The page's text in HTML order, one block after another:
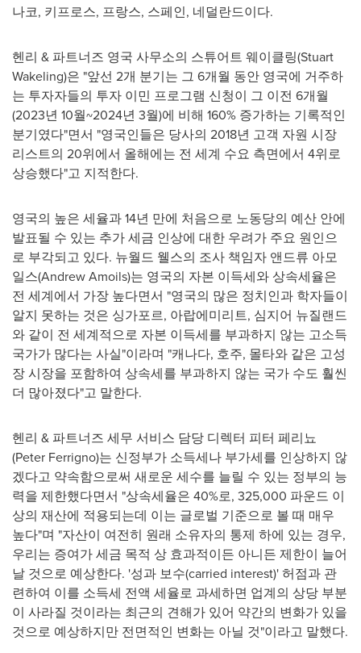
나코, 키프로스, 프랑스, 스페인, 네덜란드이다.
헨리 & 파트너즈 영국 사무소의 스튜어트 웨이클링(Stuart
Wakeling)은 "앞선 2개 분기는 그 6개월 동안 영국에 거주하
는 투자자들의 투자 이민 프로그램 신청이 그 이전 6개월
(2023년 10월~2024년 3월)에 비해 160% 증가하는 기록적인
분기였다"면서 "영국인들은 당사의 2018년 고객 자원 시장
리스트의 20위에서 올해에는 전 세계 수요 측면에서 4위로
상승했다"고 지적한다.
영국의 높은 세율과 14년 만에 처음으로 노동당의 예산 안에
발표될 수 있는 추가 세금 인상에 대한 우려가 주요 원인으
로 부각되고 있다. 뉴월드 웰스의 조사 책임자 앤드류 아모
일스(Andrew Amoils)는 영국의 자본 이득세와 상속세율은
전 세계에서 가장 높다면서 "영국의 많은 정치인과 학자들이
알지 못하는 것은 싱가포르, 아랍에미리트, 심지어 뉴질랜드
와 같이 전 세계적으로 자본 이득세를 부과하지 않는 고소득
국가가 많다는 사실"이라며 "캐나다, 호주, 몰타와 같은 고성
장 시장을 포함하여 상속세를 부과하지 않는 국가 수도 훨씬
더 많아졌다"고 말한다.
헨리 & 파트너즈 세무 서비스 담당 디렉터 피터 페리뇨
(Peter Ferrigno)는 신정부가 소득세나 부가세를 인상하지 않
겠다고 약속함으로써 새로운 세수를 늘릴 수 있는 정부의 능
력을 제한했다면서 "상속세율은 40%로, 325,000 파운드 이
상의 재산에 적용되는데 이는 글로벌 기준으로 볼 때 매우
높다"며 "자산이 여전히 원래 소유자의 통제 하에 있는 경우,
우리는 증여가 세금 목적 상 효과적이든 아니든 제한이 늘어
날 것으로 예상한다. '성과 보수(carried interest)' 허점과 관
련하여 이를 소득세 전액 세율로 과세하면 업계의 상당 부분
이 사라질 것이라는 최근의 견해가 있어 약간의 변화가 있을
것으로 예상하지만 전면적인 변화는 아닐 것"이라고 말했다.